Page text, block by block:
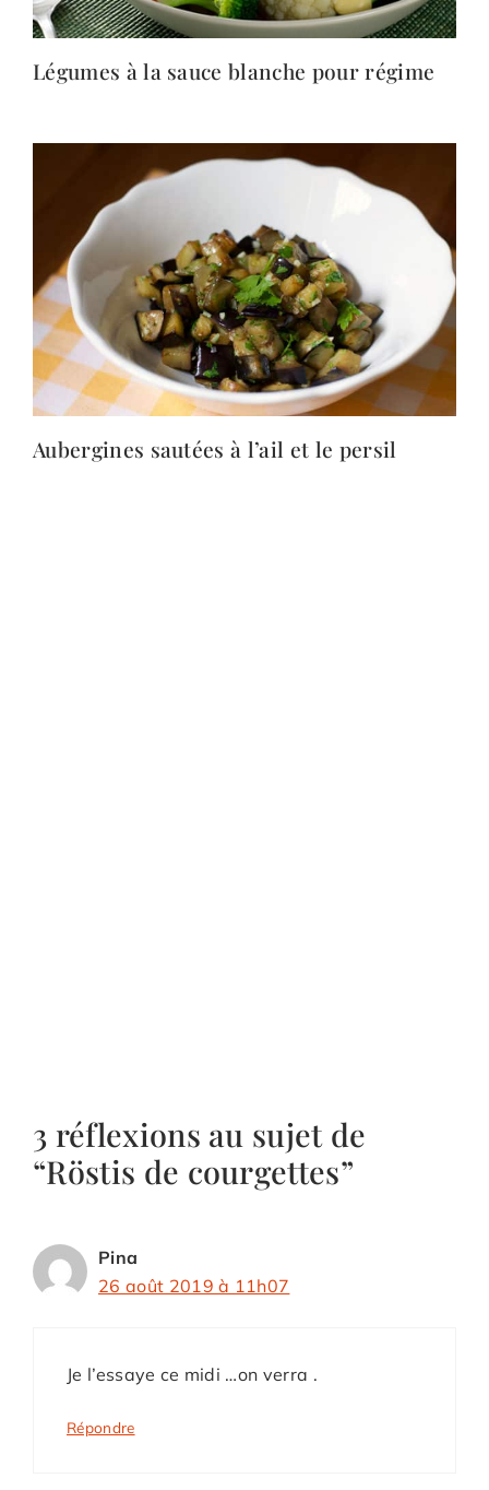
Légumes à la sauce blanche pour régime
Aubergines sautées à l’ail et le persil
3 réflexions au sujet de
“Röstis de courgettes”
Pina
26 août 2019 à 11h07
Je l’essaye ce midi …on verra .
Répondre